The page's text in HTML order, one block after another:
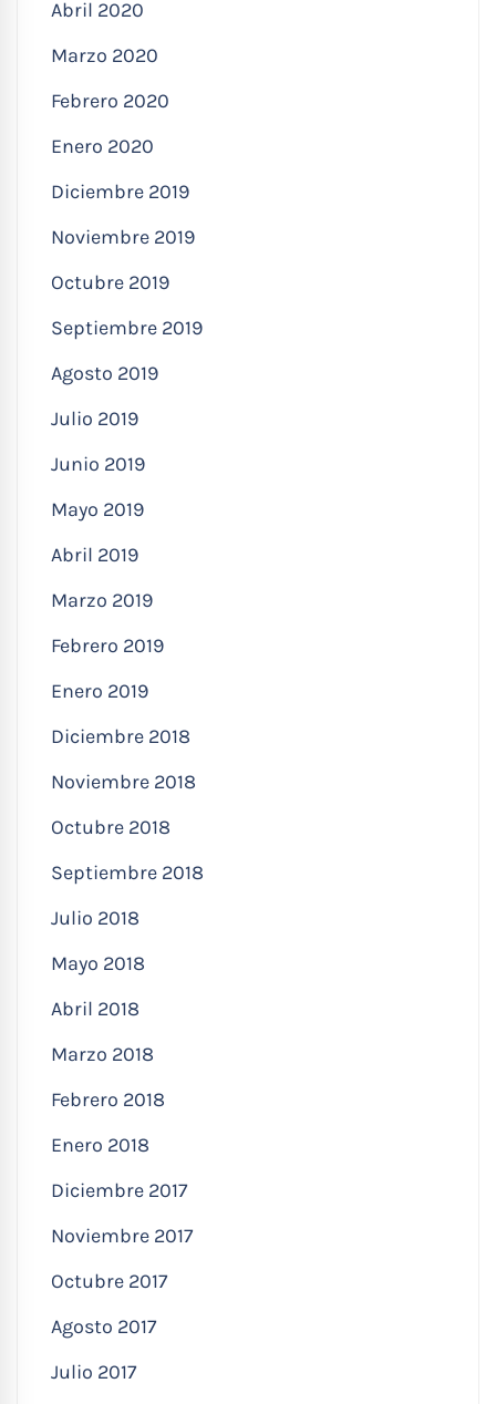
Abril 2020
Marzo 2020
Febrero 2020
Enero 2020
Diciembre 2019
Noviembre 2019
Octubre 2019
Septiembre 2019
Agosto 2019
Julio 2019
Junio 2019
Mayo 2019
Abril 2019
Marzo 2019
Febrero 2019
Enero 2019
Diciembre 2018
Noviembre 2018
Octubre 2018
Septiembre 2018
Julio 2018
Mayo 2018
Abril 2018
Marzo 2018
Febrero 2018
Enero 2018
Diciembre 2017
Noviembre 2017
Octubre 2017
Agosto 2017
Julio 2017